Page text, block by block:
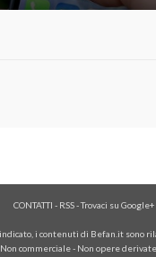
CONTATTI - RSS-Trovaci su Google+
i contenuti di Befan.it sono
commerciale - Non opere